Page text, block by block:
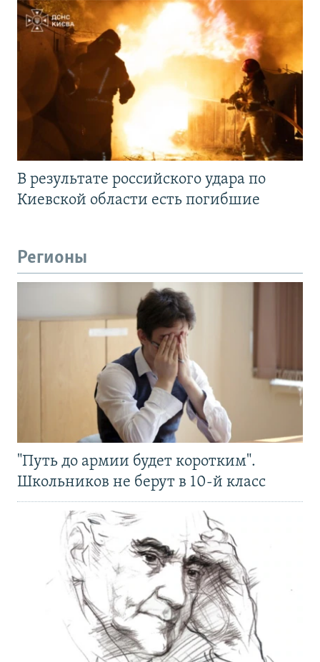
В результате российского удара по
Киевской области есть погибшие
Регионы
"Путь до армии будет коротким".
Школьников не берут в 10-й класс